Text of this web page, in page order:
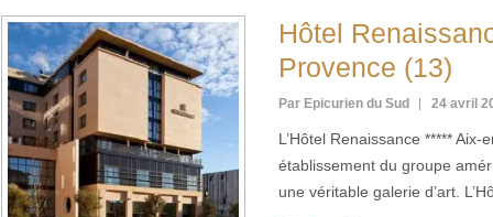
Hôtel
Provence (13)
Par Epicurien du Sud 24 avril
L’Hôtel Renaissance *****
établissement du groupe
une véritable galerie d’art.